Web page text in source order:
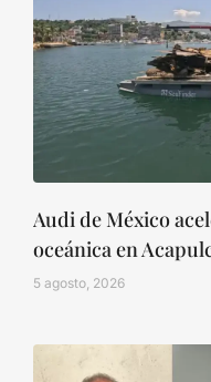
Audi de México
oceánica en
5 agosto, 2026